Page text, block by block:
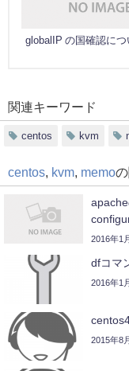
globalIP の国確認につ
関連キーワード
centos kvm
centos kvm memo
2016年1
dfコマ
2016年1
2015年8